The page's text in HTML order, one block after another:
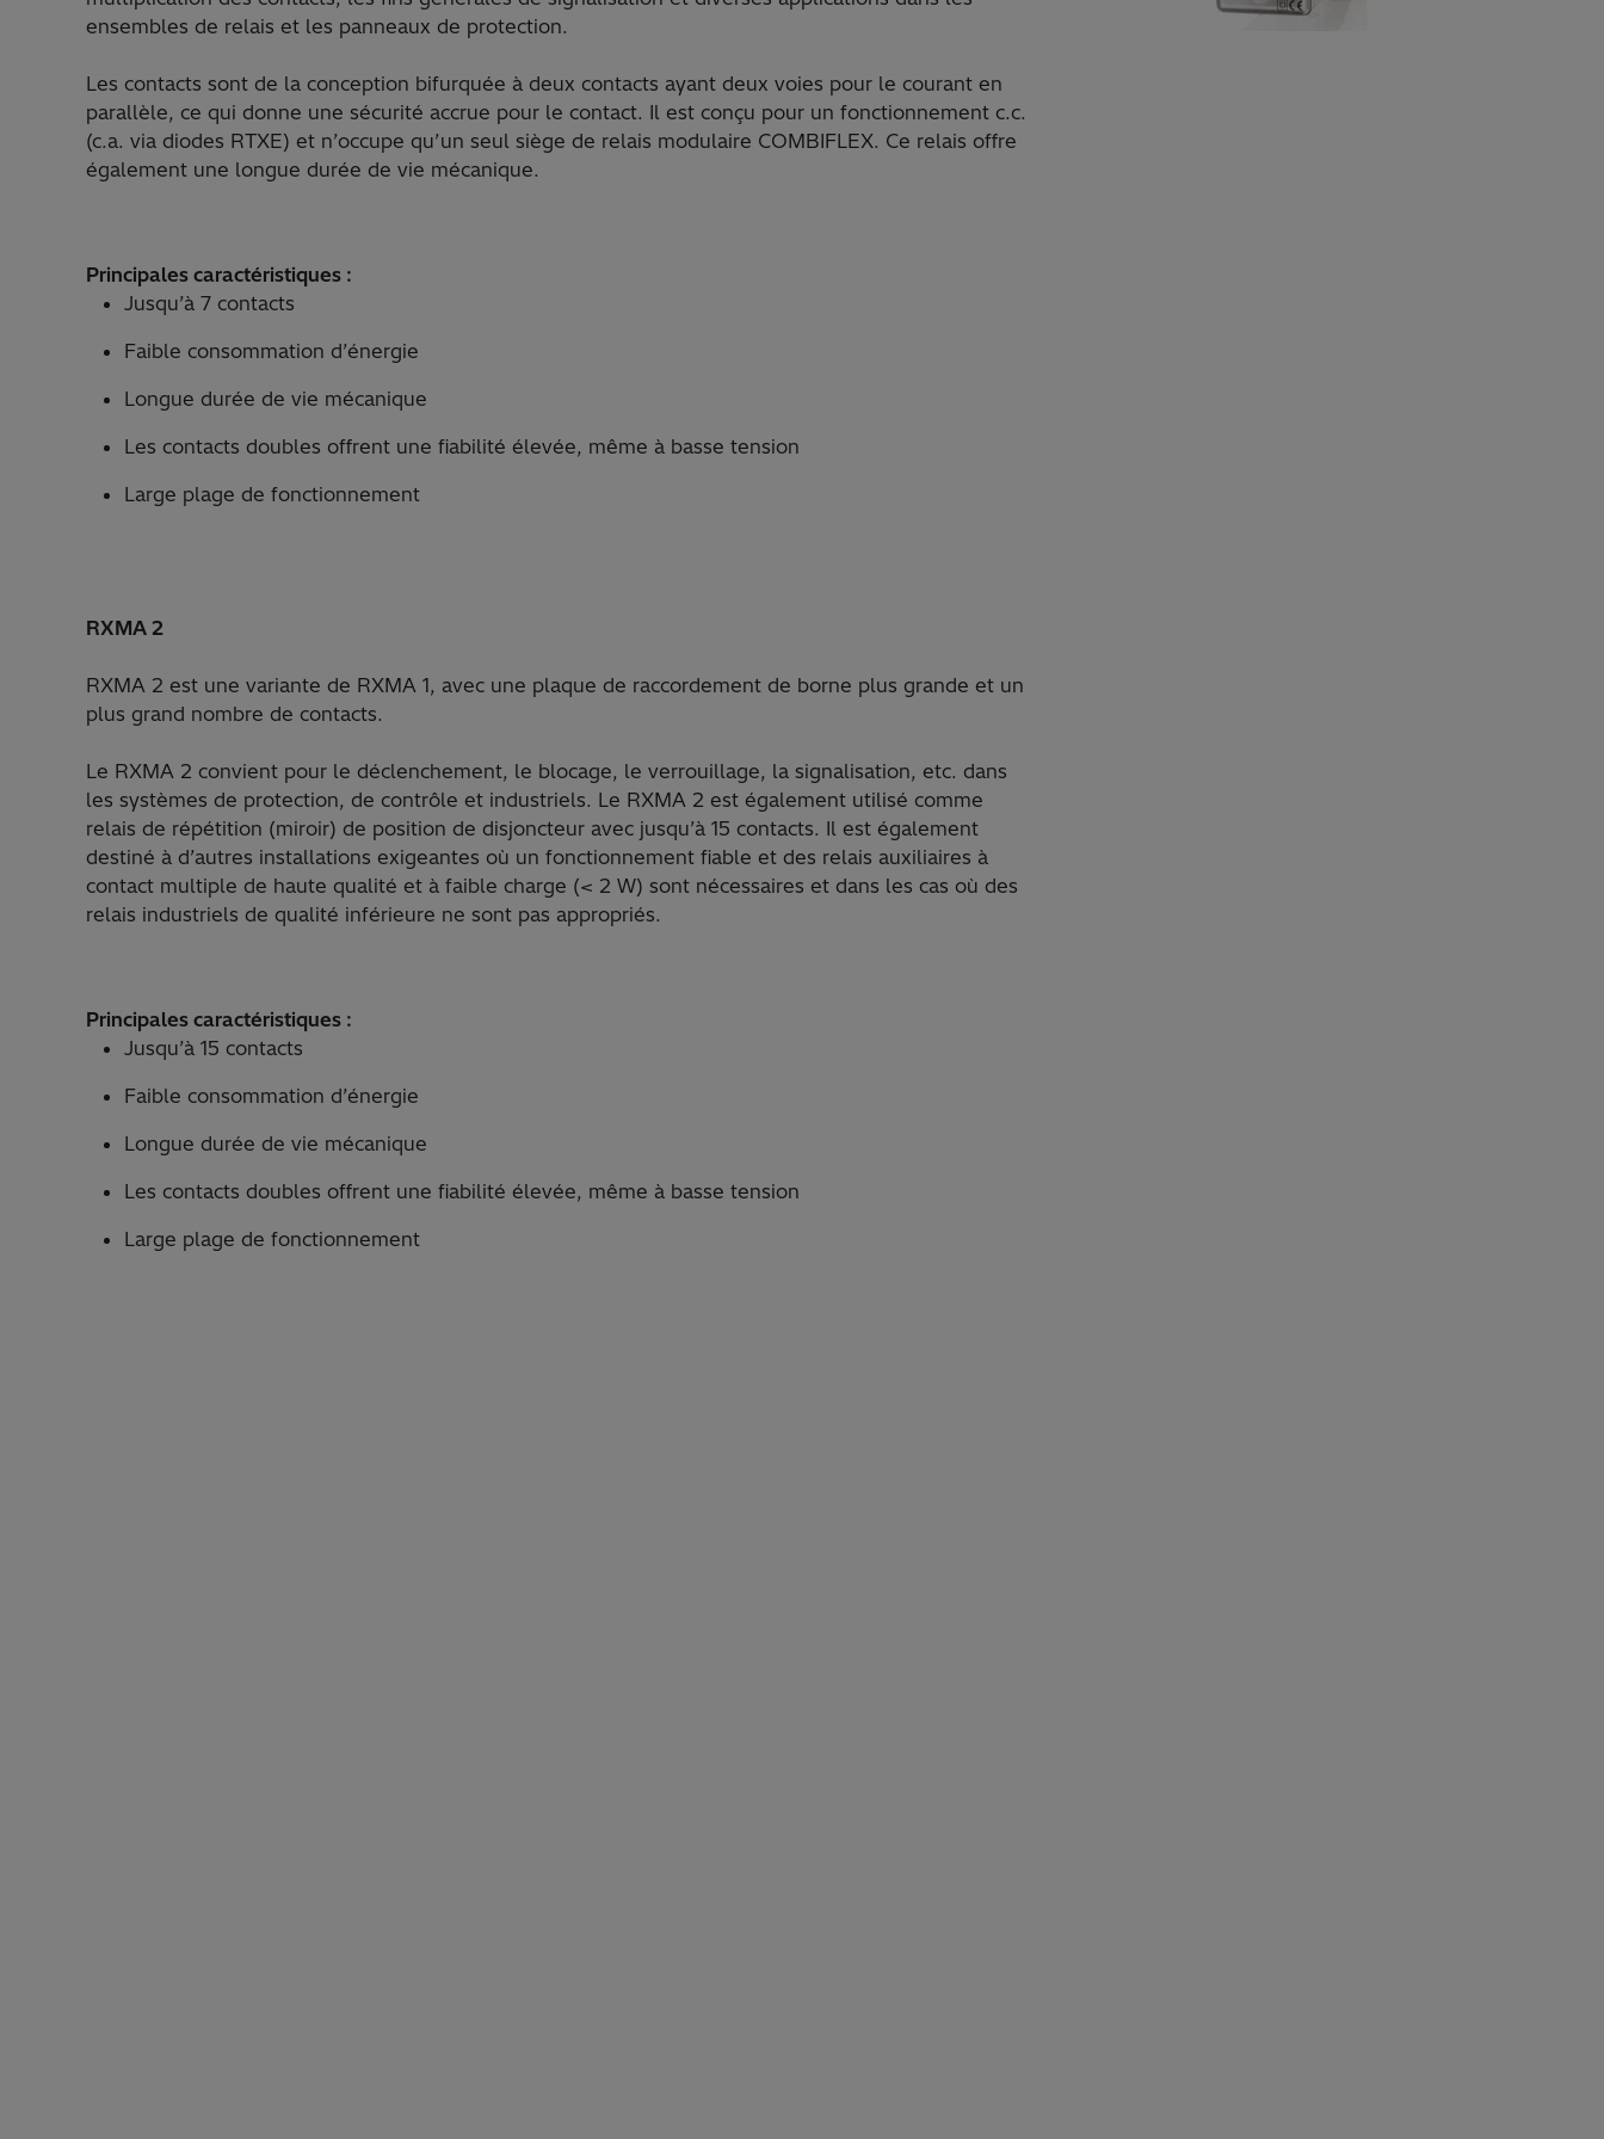
ensembles de relais et les panneaux de protection.
Les contacts sont de la conception bifurquée à deux contacts ayant deux voies pour le courant en
parallèle, ce qui donne une sécurité accrue pour le contact. Il est conçu pour un fonctionnement c.c.
(c.a. via diodes RTXE) et n’occupe qu’un seul siège de relais modulaire COMBIFLEX. Ce relais offre
également une longue durée de vie mécanique.
Principales caractéristiques :
Jusqu’à 7 contacts
Faible consommation d’énergie
Longue durée de vie mécanique
Les contacts doubles offrent une fiabilité élevée, même à basse tension
Large plage de fonctionnement
RXMA 2
RXMA 2 est une variante de RXMA 1, avec une plaque de raccordement de borne plus grande et un
plus grand nombre de contacts.
Le RXMA 2 convient pour le déclenchement, le blocage, le verrouillage, la signalisation, etc. dans
les systèmes de protection, de contrôle et industriels. Le RXMA 2 est également utilisé comme
relais de répétition (miroir) de position de disjoncteur avec jusqu’à 15 contacts. Il est également
destiné à d’autres installations exigeantes où un fonctionnement fiable et des relais auxiliaires à
contact multiple de haute qualité et à faible charge (< 2 W) sont nécessaires et dans les cas où des
relais industriels de qualité inférieure ne sont pas appropriés.
Principales caractéristiques :
Jusqu’à 15 contacts
Faible consommation d’énergie
Longue durée de vie mécanique
Les contacts doubles offrent une fiabilité élevée, même à basse tension
Large plage de fonctionnement